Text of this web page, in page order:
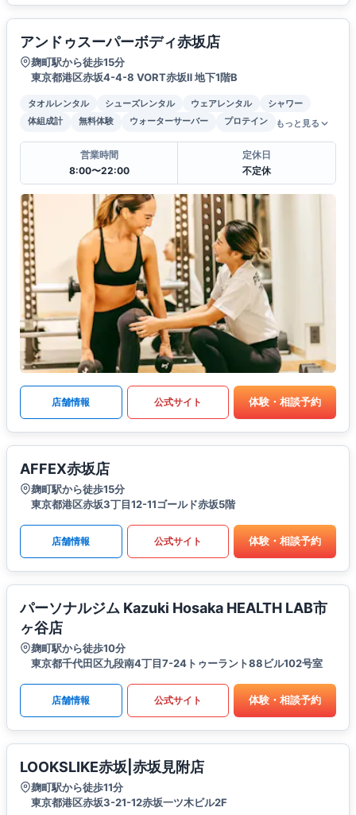
アンドゥスーパーボディ赤坂店
麹町駅から徒歩15分
東京都港区赤坂4-4-8 VORT赤坂Ⅱ 地下1階B
タオルレンタル シューズレンタル ウェアレンタル
シャワー
体組成計
無料体験 ウォーターサーバー プロテイン もっと見る
営業時間
8:00〜22:00
定休日
不定休
店舗情報 公式サイト 体験・相談予約
AFFEX赤坂店
麹町駅から徒歩15分
東京都港区赤坂3丁目12-11ゴールド赤坂5階
店舗情報 公式サイト 体験・相談予約
パーソナルジム Kazuki Hosaka HEALTH LAB市
ヶ谷店
麹町駅から徒歩10分
東京都千代田区九段南4丁目7-24トゥーラント88ビル102号室
店舗情報 公式サイト 体験・相談予約
LOOKSLIKE赤坂|赤坂見附店
麹町駅から徒歩11分
東京都港区赤坂3-21-12赤坂一ツ木ビル2F